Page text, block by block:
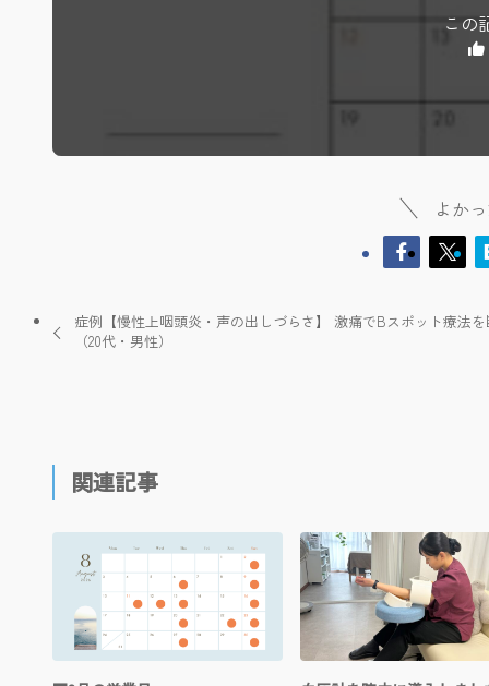
この
よか
症例【慢性上咽頭炎・声の出しづらさ】 激痛でBスポット療法を
（20代・男性）
関連記事